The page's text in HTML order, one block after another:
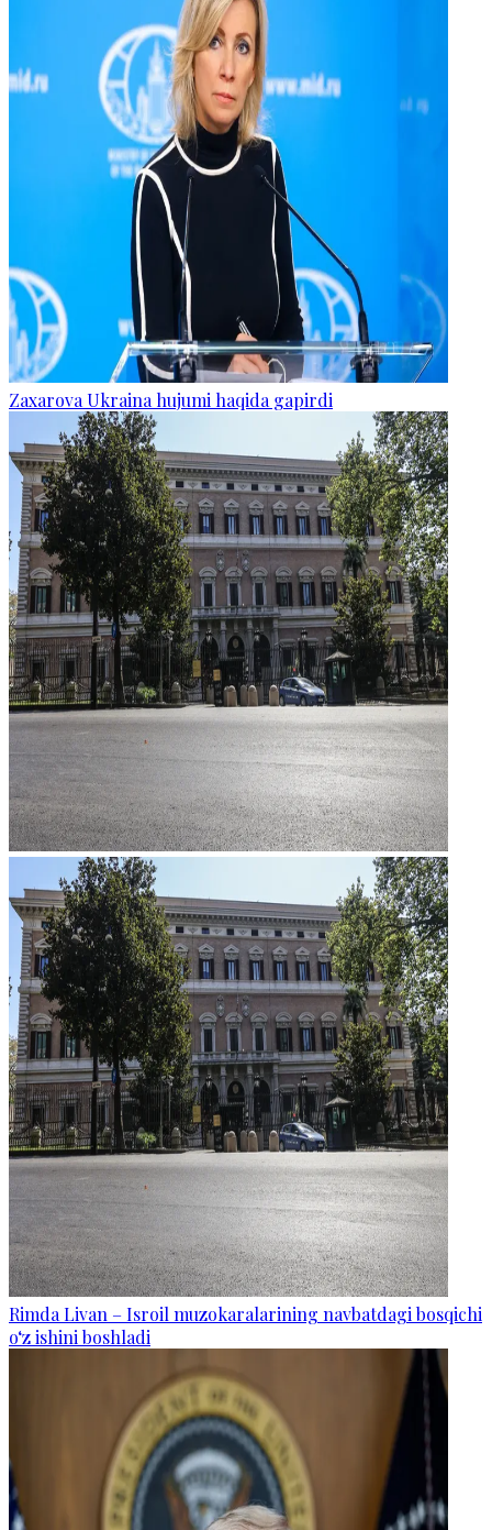
Zaxarova Ukraina hujumi haqida gapirdi
Rimda Livan – Isroil muzokaralarining navbatdagi bosqichi
o‘z ishini boshladi